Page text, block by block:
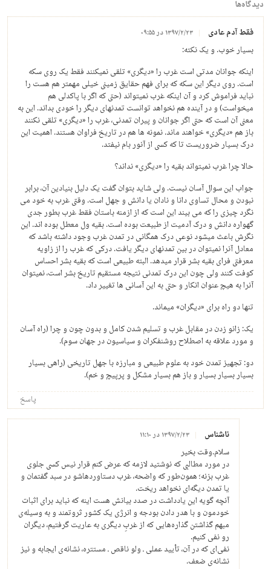
دیدگاه‌ها
فقط آدم عادی ۱۳۹۷/۲/۲۳ در ۰۹:۵۵
بسیار خوب. و یک نکته:
اینکه جوانان مدتی است غرب را «دیگری» تلقی نمیکنند فقط یک روی سکه
است. روی دیگر این سکه که برای فهم حقایق زمینی خیلی مهمتر هم هست را
نباید فراموش کرد و آن اینکه غرب نمیتواند (حتی که اگر با پاکدلی هم
میخواست) و در آینده هم نخواهد توانست تمدنهای دیگر را خودی بداند. این به
معنی آن است که حتی اگر جوانان و پیران تمدنی، غرب را «دیگری» تلقی نکنند
باز هم «دیگری» خواهند ماند. نمونه ها هم در تاریخ فراوان هستند. اهمیت این
درک بسیار ضروریست تا که کسی از آنور بام نیفتد.
حالا چرا غرب نمیتواند بقیه را «دیگری» نداند؟
جواب این سوال آسان نیست. ولی شاید بتوان گفت یک دلیل بنیادین آن، برابر
نبودن و محال تساوی دانا و نادان یا دانش و جهل است. وقتی غرب به خود می
نگرد چیزی را که می بیند این است که از ازمنه باستان فقط غرب بطور جدی
گهواره دانش و درک آدمیت از طبیعت بوده است. بقیه ول معطل بوده اند. این
نگرش باعث میشود نوعی درک همگانی در تمدن غرب وجود داشته باشد که
معادل آنرا نمیتوان در بین تمدنهای دیگر یافت. درکی که غرب را از زاویه
معرفتی فرای بقیه بشر قرار میدهد. البته طبیعی است که بقیه بشر احساس
کوفت کنند ولی چون این درک تمدنی نتیجه مستقیم تاریخ بشر است، نمیتوان
آنرا به هیچ عنوان انکار و حتی به این آسانی ها تغییر داد.
تنها دو راه برای «دیگران» میماند.
یک: زانو زدن در مقابل غرب و تسلیم شدن کامل و بدون چون و چرا (راه آسان
و مورد علاقه به اصطلاح روشنفکران و سیاسیون در جهان سوم).
دو: تجهیز تمدن خود به علوم طبیعی و مبارزه با جهل تاریخی (راهی بسیار
بسیار بسیار بسیار و باز هم بسیار مشکل و پرپیچ و خم).
پاسخ
ناشناس ۱۳۹۷/۲/۲۳ در ۱۱:۱۰
سلام.وقت بخیر
در مورد مطالبی که نوشتید لازمه که عرض کنم قرار نیس کسی جلوی
غرب بزنه؛ همون‌طور که واضحه، غرب دستاوردهاشو در سبد گفتمان و
یا تمدن دیگه‌ای نخواهد ریخت.
آنچه گویه این یادداشت در صدد بیانش هست اینه که نباید برای اثبات
خودمون و با هدر دادن بودجه و انرژی یک کشور ثروتمند و به وسیله‌ی
مبهم گذاشتن گذاره‌هایی که از غربِ دیگری به عاریت گرفتیم، دیگران
رو نفی کنیم.
نفی‌ای که در آن، تأیید عملی ـ ولو ناقص ـ مستتره، نشانه‌ی ایجابه و نیز
نشانه‌ی ضعف.